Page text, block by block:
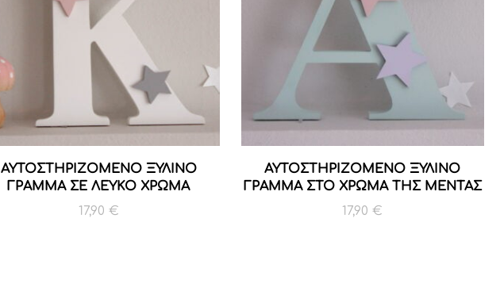
ΑΥΤΟΣΤΗΡΙΖΟΜΕΝΟ ΞΥΛΙΝΟ
ΓΡΑΜΜΑ ΣΕ ΛΕΥΚΟ ΧΡΩΜΑ
17,90 €
ΑΥΤΟΣΤΗΡΙΖΟΜΕΝΟ ΞΥΛΙΝΟ
ΓΡΑΜΜΑ ΣΤΟ ΧΡΩΜΑ ΤΗΣ ΜΕΝΤΑΣ
17,90€